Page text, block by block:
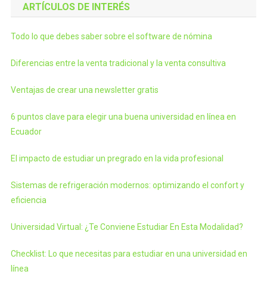
ARTÍCULOS DE INTERÉS
Todo lo que debes saber sobre el software de nómina
Diferencias entre la venta tradicional y la venta consultiva
Ventajas de crear una newsletter gratis
6 puntos clave para elegir una buena universidad en línea en
Ecuador
El impacto de estudiar un pregrado en la vida profesional
Sistemas de refrigeración modernos: optimizando el confort y
eficiencia
Universidad Virtual: ¿Te Conviene Estudiar En Esta Modalidad?
Checklist: Lo que necesitas para estudiar en una universidad en
línea